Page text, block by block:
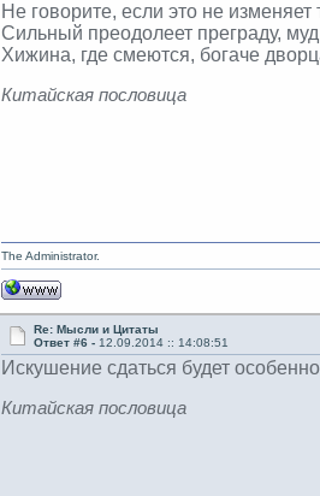
Не говорите, если это не
Сильный преодолеет преграду,
Хижина, где смеются, богаче
Китайская пословица
The Administrator.
Re: Мысли и Цитаты
Ответ #6 - 12.09.2014 :: 14:08:51
Искушение сдаться будет
Китайская пословица